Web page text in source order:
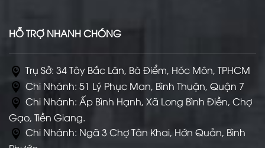
HỖ TRỢ NHANH CHÓNG
Trụ Sở: 34 Tây Bắc Lân, Bà Điểm, Hóc Môn, TPHCM
Chi Nhánh: 51 Lý Phục Man, Bình Thuận, Quận 7
Chi Nhánh: Ấp Bình Hạnh, Xã Long Bình Điền, Chợ
Gạo, Tiền Giang.
Chi Nhánh: Ngã 3 Chợ Tân Khai, Hớn Quản, Bình